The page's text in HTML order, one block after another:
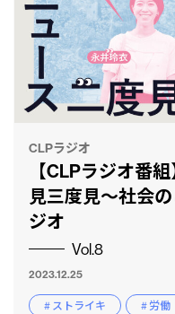
CLPラジオ
【CLPラジオ番
見三度見〜社会
ジオ
Vol.8
2023.12.25
# ストライキ # 労働